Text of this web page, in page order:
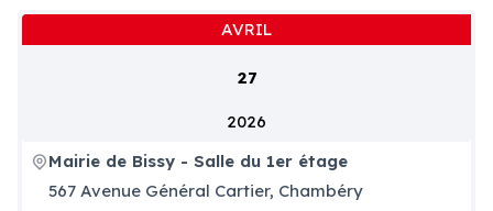
AVRIL
27
2026
Mairie de Bissy - Salle du 1er étage
567 Avenue Général Cartier, Chambéry